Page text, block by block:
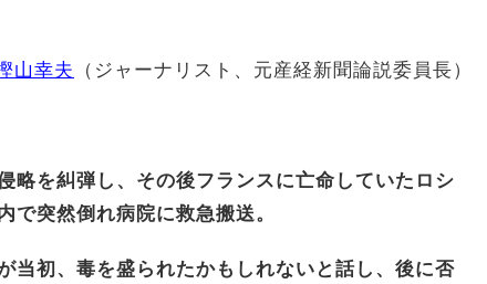
山幸夫 （ジャーナリスト、元産経新聞論説委員長）
略を糾弾し、その後フランスに亡命していたロシ
で突然倒れ病院に救急搬送。
当初、毒を盛られたかもしれないと話し、後に否